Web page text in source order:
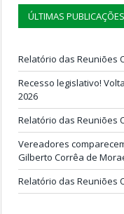
ÚLTIMAS PUBLICAÇÕES
Relatório das Reuniões
Recesso legislativo!
2026
Relatório das Reuniões
Vereadores
Gilberto Corrêa de
Relatório das Reuniões